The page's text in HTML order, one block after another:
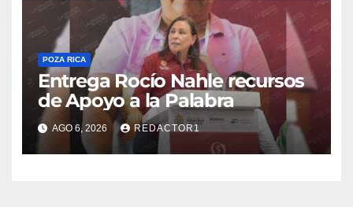
POZA RICA
Entrega Rocío Nahle recursos
de Apoyo a la Palabra
AGO 6, 2026 REDACTOR1